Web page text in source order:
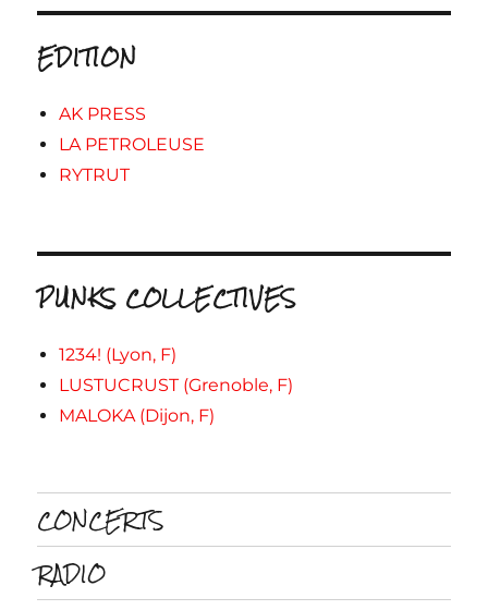
EDITION
AK PRESS
LA PETROLEUSE
RYTRUT
PUNKS COLLECTIVES
1234! (Lyon, F)
LUSTUCRUST (Grenoble, F)
MALOKA (Dijon, F)
CONCERTS
RADIO